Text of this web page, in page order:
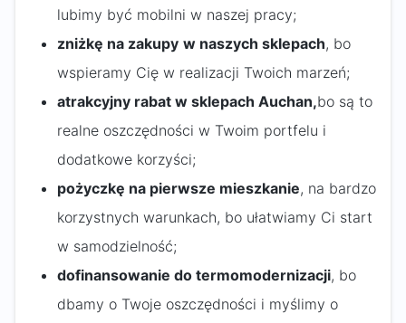
lubimy być mobilni w naszej pracy;
zniżkę na zakupy w naszych sklepach, bo
wspieramy Cię w realizacji Twoich marzeń;
atrakcyjny rabat w sklepach Auchan,bo są to
realne oszczędności w Twoim portfelu i
dodatkowe korzyści;
pożyczkę na pierwsze mieszkanie, na bardzo
korzystnych warunkach, bo ułatwiamy Ci start
w samodzielność;
dofinansowanie do termomodernizacji, bo
dbamy o Twoje oszczędności i myślimy o